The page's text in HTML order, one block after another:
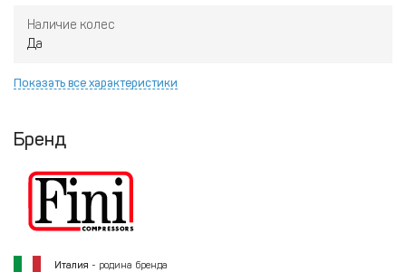
Наличие колес
Да
Показать все характеристики
Бренд
Италия - родина бренда